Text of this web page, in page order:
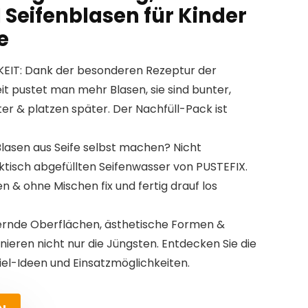
für Kinder
Dank der besonderen Rezeptur der
pustet man mehr Blasen, sie sind bunter,
& platzen später. Der Nachfüll-Pack ist
aus Seife selbst machen? Nicht
abgefüllten Seifenwasser von PUSTEFIX.
& ohne Mischen fix und fertig drauf los
Oberflächen, ästhetische Formen &
nicht nur die Jüngsten. Entdecken Sie die
Ideen und Einsatzmöglichkeiten.